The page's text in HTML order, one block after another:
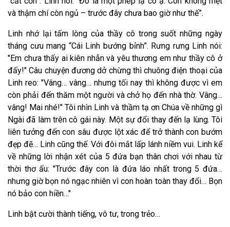
và thậm chí còn ngủ – trước đây chưa bao giờ như thế”.
Linh nhớ lại tấm lòng của thầy cô trong suốt những ngày
tháng cưu mang “Cái Linh bướng bỉnh”. Rưng rưng Linh nói:
"Em chưa thấy ai kiên nhẫn và yêu thương em như thầy cô ở
đấy!" Câu chuyện đương dở chừng thì chuông điện thoại của
Linh reo: "Vâng… vâng… nhưng tối nay thì không được vì em
còn phải đến thăm một người và chở họ đến nhà thờ. Vâng…
vâng! Mai nhé!" Tôi nhìn Linh và thầm tạ ơn Chúa về những gì
Ngài đã làm trên cô gái này. Một sự đổi thay đến lạ lùng. Tôi
liên tưởng đến con sâu được lột xác để trở thành con bướm
đẹp đẽ… Linh cũng thế. Với đôi mắt lấp lánh niềm vui. Linh kể
về những lời nhận xét của 5 đứa bạn thân chơi với nhau từ
thời thơ ấu: "Trước đây con là đứa láo nhất trong 5 đứa…
nhưng giờ bọn nó ngạc nhiên vì con hoàn toàn thay đổi… Bọn
nó bảo con hiền…"
Linh bật cười thành tiếng, vô tư, trong trẻo…